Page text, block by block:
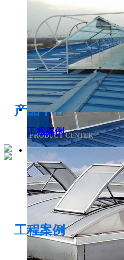
电开启通风气楼
侧开型排烟天窗
产品中心
PRODUCT CENTER
工程案例
工程案例
ENGINEERING CASE